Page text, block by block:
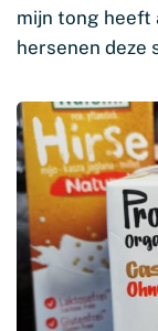
mijn tong heeft
hersenen deze